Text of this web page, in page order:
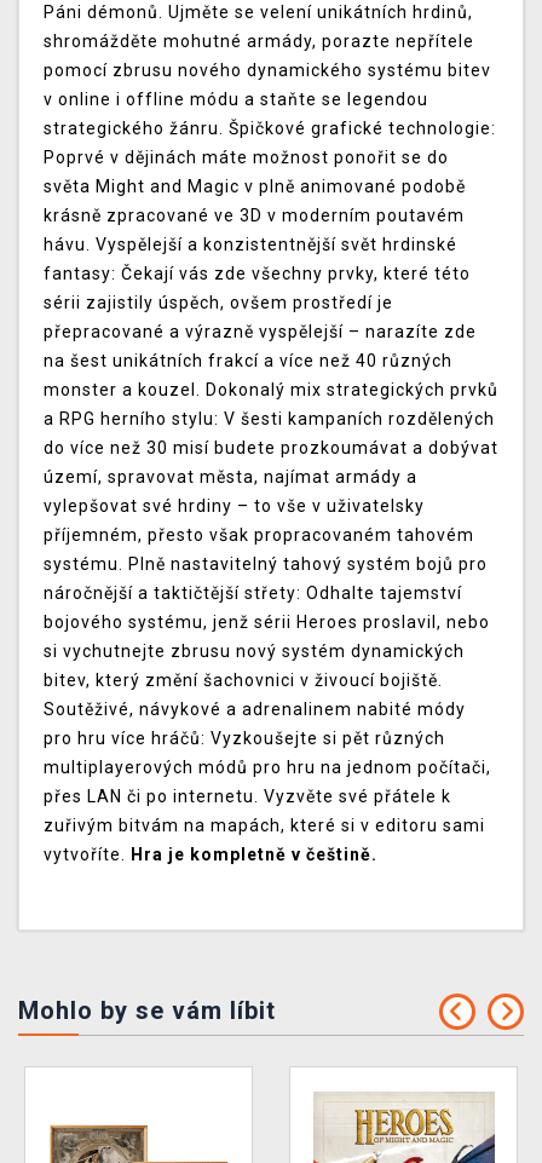
Páni démonů. Ujměte se velení unikátních hrdinů,
shromážděte mohutné armády, porazte nepřítele
pomocí zbrusu nového dynamického systému bitev
v online i offline módu a staňte se legendou
strategického žánru. Špičkové grafické technologie:
Poprvé v dějinách máte možnost ponořit se do
světa Might and Magic v plně animované podobě
krásně zpracované ve 3D v moderním poutavém
hávu. Vyspělejší a konzistentnější svět hrdinské
fantasy: Čekají vás zde všechny prvky, které této
sérii zajistily úspěch, ovšem prostředí je
přepracované a výrazně vyspělejší – narazíte zde
na šest unikátních frakcí a více než 40 různých
monster a kouzel. Dokonalý mix strategických prvků
a RPG herního stylu: V šesti kampaních rozdělených
do více než 30 misí budete prozkoumávat a dobývat
území, spravovat města, najímat armády a
vylepšovat své hrdiny – to vše v uživatelsky
příjemném, přesto však propracovaném tahovém
systému. Plně nastavitelný tahový systém bojů pro
náročnější a taktičtější střety: Odhalte tajemství
bojového systému, jenž sérii Heroes proslavil, nebo
si vychutnejte zbrusu nový systém dynamických
bitev, který změní šachovnici v živoucí bojiště.
Soutěživé, návykové a adrenalinem nabité módy
pro hru více hráčů: Vyzkoušejte si pět různých
multiplayerových módů pro hru na jednom počítači,
přes LAN či po internetu. Vyzvěte své přátele k
zuřivým bitvám na mapách, které si v editoru sami
vytvoříte. Hra je kompletně v češtině.
Mohlo by se vám líbit